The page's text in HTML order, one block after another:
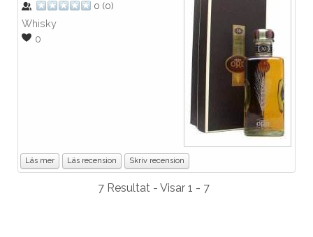
0 (0)
Whisky
0
Läs mer Läs recension Skriv recension
7 Resultat - Visar 1 - 7